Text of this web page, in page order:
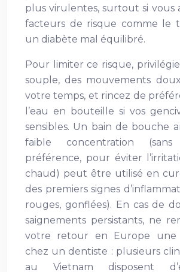
plus virulentes, surtout si vous
facteurs de risque comme le
un diabète mal équilibré.
Pour limiter ce risque,
souple, des mouvements
votre temps, et rincez de
l’eau en bouteille si vos
sensibles. Un bain de bouche
faible concentration
préférence, pour éviter
chaud) peut être utilisé en
des premiers signes
rouges, gonflées). En cas de
saignements persistants, ne
votre retour en Europe une
chez un dentiste : plusieurs
au Vietnam disposent